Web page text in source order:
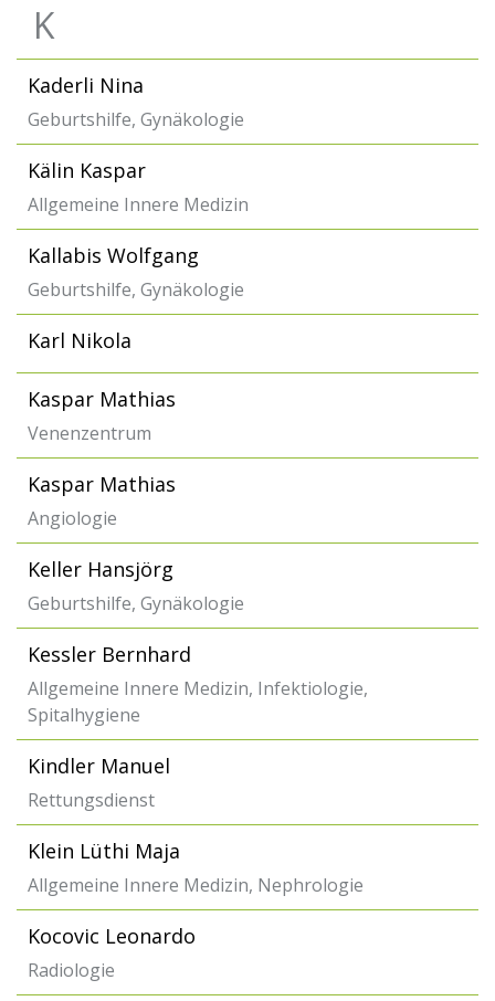
K
Kaderli Nina
Geburtshilfe, Gynäkologie
Kälin Kaspar
Allgemeine Innere Medizin
Kallabis Wolfgang
Geburtshilfe, Gynäkologie
Karl Nikola
Kaspar Mathias
Venenzentrum
Kaspar Mathias
Angiologie
Keller Hansjörg
Geburtshilfe, Gynäkologie
Kessler Bernhard
Allgemeine Innere Medizin, Infektiologie,
Spitalhygiene
Kindler Manuel
Rettungsdienst
Klein Lüthi Maja
Allgemeine Innere Medizin, Nephrologie
Kocovic Leonardo
Radiologie